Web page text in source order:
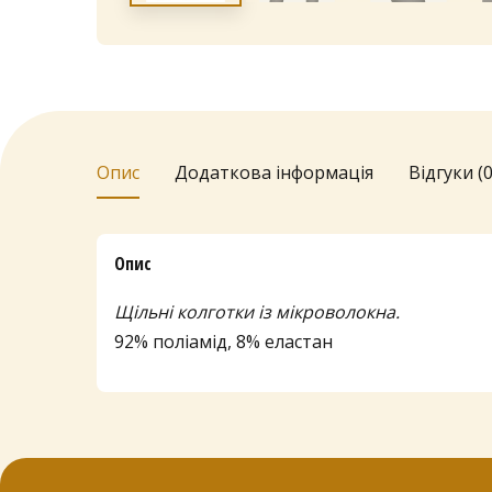
Опис Додаткова інформація Відгуки
Опис
Щільні колготки із мікроволокна.
92% поліамід, 8% еластан